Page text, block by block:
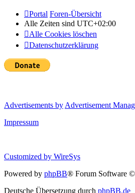
Portal Foren-Übersicht
Alle Zeiten sind UTC+02:00
Alle Cookies löschen
Datenschutzerklärung
Advertisements by Advertisement
Impressum
Customized by WireSys
Powered by phpBB® Forum Software
Deutsche Übersetzung durch phpBB.de